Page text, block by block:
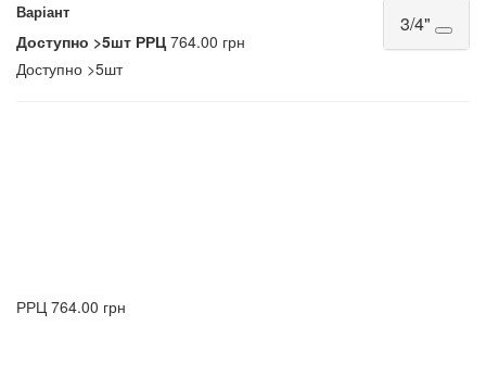
Варіант 3/4"
Доступно >5шт РРЦ764.00 грн
Доступно >5шт
РРЦ 764.00 грн